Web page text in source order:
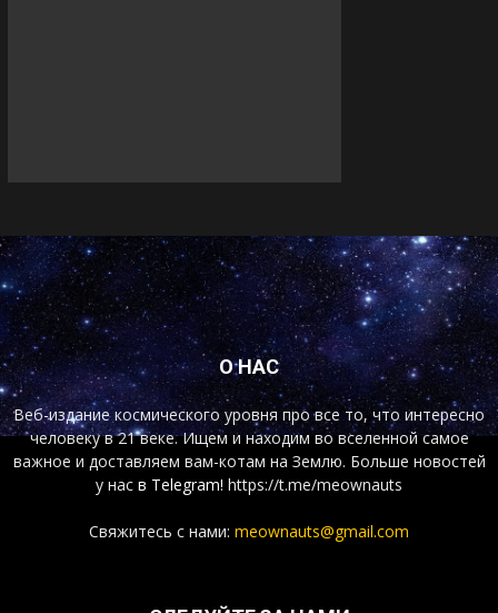
О НАС
Веб-издание космического уровня про все то, что интересно
человеку в 21 веке. Ищем и находим во вселенной самое
важное и доставляем вам-котам на Землю. Больше новостей
у нас в Telegram! https://t.me/meownauts
Свяжитесь с нами: meownauts@gmail.com